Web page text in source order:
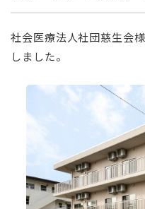
社会医療法人社団慈生会
しました。